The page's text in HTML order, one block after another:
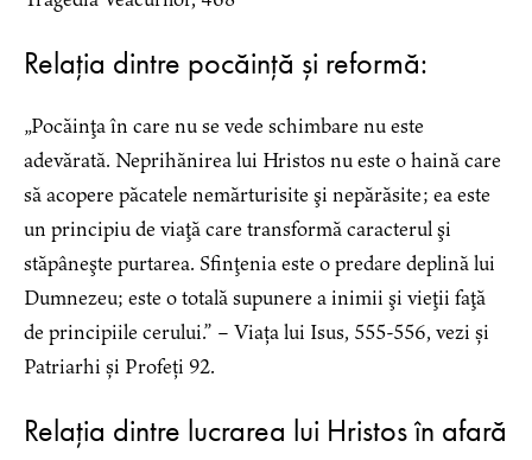
Relația dintre pocăință și reformă:
„Pocăinţa în care nu se vede schimbare nu este
adevărată. Neprihănirea lui Hristos nu este o haină care
să acopere păcatele nemărturisite şi nepărăsite; ea este
un principiu de viaţă care transformă caracterul şi
stăpâneşte purtarea. Sfinţenia este o predare deplină lui
Dumnezeu; este o totală supunere a inimii şi vieţii faţă
de principiile cerului.” – Viața lui Isus, 555-556, vezi și
Patriarhi și Profeți 92.
Relația dintre lucrarea lui Hristos în afară